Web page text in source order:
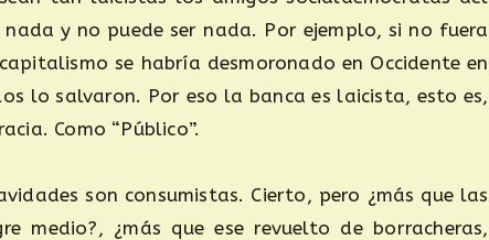
y no puede ser nada. Por ejemplo, si no fuera
se habría desmoronado en Occidente en
lo salvaron. Por eso la banca es laicista, esto es,
Como “Público”.
son consumistas. Cierto, pero ¿más que las
medio?, ¿más que ese revuelto de borracheras,